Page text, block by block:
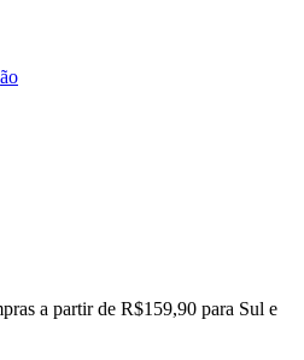
a partir de R$159,90 para Sul e